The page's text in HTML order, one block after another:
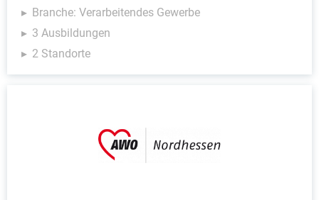
Branche: Verarbeitendes Gewerbe
3 Ausbildungen
2 Standorte